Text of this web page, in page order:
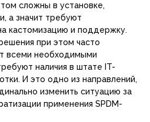
сложны в установке,
а значит требуют
кастомизацию и поддержку.
при этом часто
всеми необходимыми
наличия в штате IT-
И это одно из направлений,
изменить ситуацию за
применения SPDM-